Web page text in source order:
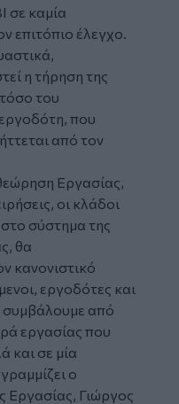
σε καμία
επιτόπιο έλεγχο.
η τήρηση της
του
που
από τον
Εργασίας,
οι κλάδοι
σύστημα της
θα
κανονιστικό
εργοδότες και
συμβάλουμε από
εργασίας που
και σε μία
ο
Εργασίας, Γιώργος